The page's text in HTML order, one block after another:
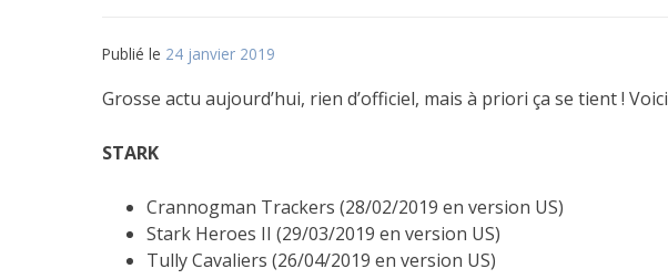
Publié le 24 janvier 2019
Grosse actu aujourd’hui, rien d’officiel, mais à priori ça se tient ! Voici
STARK
Crannogman Trackers (28/02/2019 en version US)
Stark Heroes II (29/03/2019 en version US)
Tully Cavaliers (26/04/2019 en version US)